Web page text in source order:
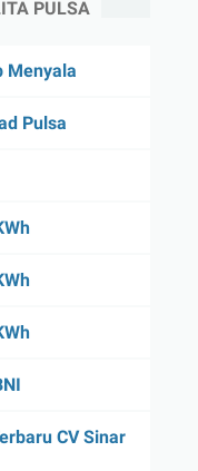
PULSA
Menyala
Pulsa
CV Sinar